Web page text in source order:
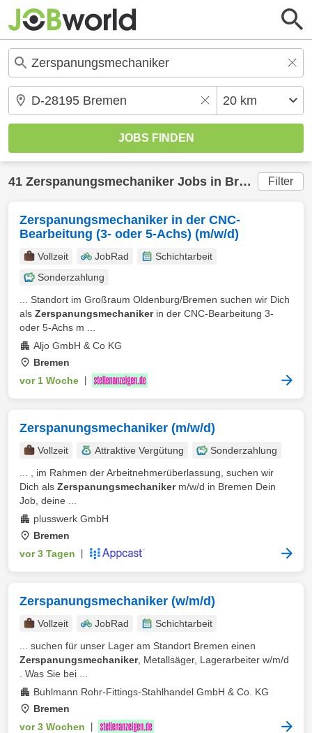
41 Zerspanungsmechaniker Jobs in Bremen (20
Filter
Zerspanungsmechaniker in der CNC-
Bearbeitung (3- oder 5-Achs) (m/w/d)
Vollzeit JobRad
Schichtarbeit
Sonderzahlung
... Standort im Großraum Oldenburg/Bremen suchen wir Dich
als Zerspanungsmechanikerin der CNC-Bearbeitung 3-
oder 5-Achs m ...
Aljo GmbH & Co KG
Bremen
vor 1 Woche
Zerspanungsmechaniker (m/w/d)
Vollzeit Attraktive Vergütung
Sonderzahlung
... , im Rahmen der Arbeitnehmerüberlassung, suchen wir
Dich als Zerspanungsmechanikerm/w/d in Bremen Dein
Job, deine ...
plusswerk GmbH
Bremen
vor 3 Tagen
Zerspanungsmechaniker (w/m/d)
Vollzeit JobRad
Schichtarbeit
... suchen für unser Lager am Standort Bremen einen
Zerspanungsmechaniker, Metallsäger, Lagerarbeiter w/m/d
. Was Sie bei ...
Buhlmann Rohr-Fittings-Stahlhandel GmbH & Co. KG
Bremen
vor 3 Wochen